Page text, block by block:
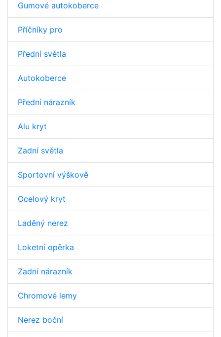
Gumové autokoberce
Příčníky pro
Přední světla
Autokoberce
Přední nárazník
Alu kryt
Zadní světla
Sportovní výškově
Ocelový kryt
Laděný nerez
Loketní opěrka
Zadní nárazník
Chromové lemy
Nerez boční